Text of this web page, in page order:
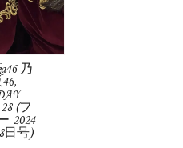
乃
(フ
2024
日号)